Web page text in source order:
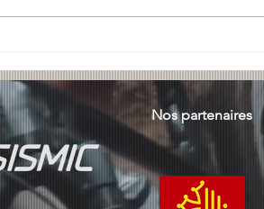
Nos partenaires